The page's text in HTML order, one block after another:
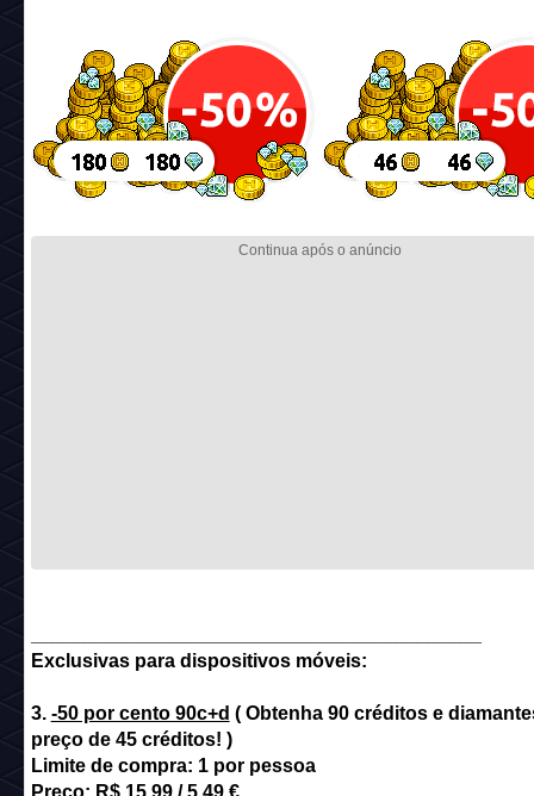
Exclusivas para dispositivos móveis:
3. -50 por cento 90c+d ( Obtenha 90 créditos e
preço de 45 créditos! )
Limite de compra: 1 por pessoa
Preço: R$ 15,99 / 5,49 €